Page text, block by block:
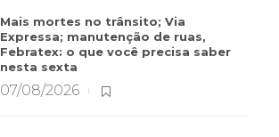
Mais mortes no trânsito; Via
Expressa; manutenção de ruas,
Febratex: o que você precisa saber
nesta sexta
07/08/2026